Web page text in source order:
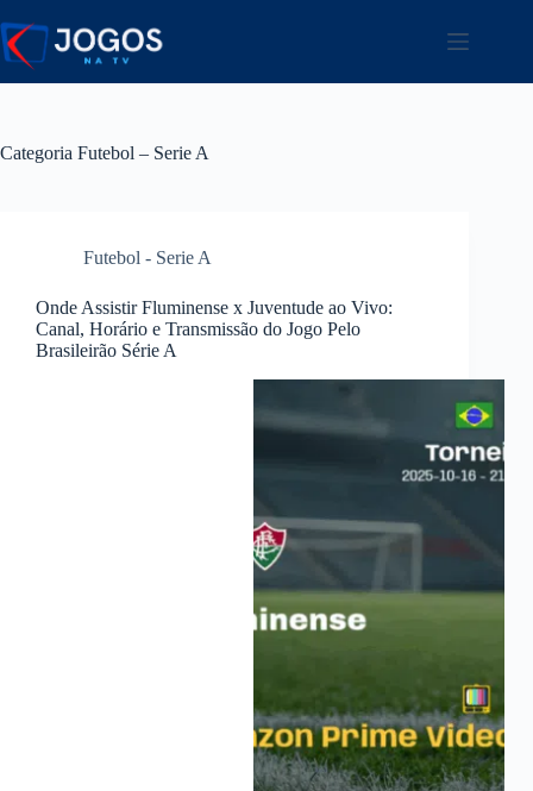
para
o
conteúdo
Categoria Futebol – Serie A
Futebol - Serie A
Onde Assistir Fluminense x Juventude ao Vivo:
Canal, Horário e Transmissão do Jogo Pelo
Brasileirão Série A